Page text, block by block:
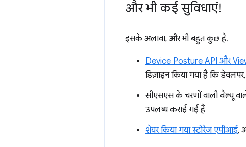
और भी कई सुविधाएं!
इसके अलावा, और भी बहुत कुछ है.
Device Posture API और
डिज़ाइन किया गया है कि
सीएसएस के चरणों वाली वैल्यू
उपलब्ध कराई गई हैं
शेयर किया गया स्टोरेज एपीआई,